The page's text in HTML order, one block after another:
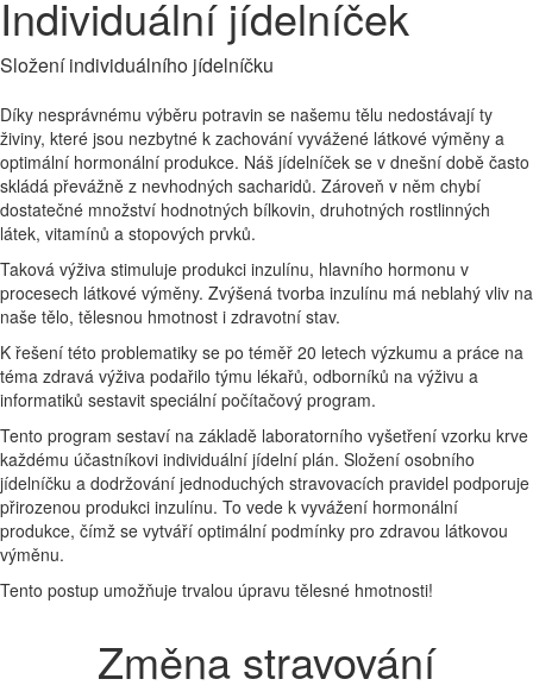
Individuální jídelníček
Složení individuálního jídelníčku
Díky nesprávnému výběru potravin se našemu tělu nedostávají ty
živiny, které jsou nezbytné k zachování vyvážené látkové výměny a
optimální hormonální produkce. Náš jídelníček se v dnešní době často
skládá převážně z nevhodných sacharidů. Zároveň v něm chybí
dostatečné množství hodnotných bílkovin, druhotných rostlinných
látek, vitamínů a stopových prvků.
Taková výživa stimuluje produkci inzulínu, hlavního hormonu v
procesech látkové výměny. Zvýšená tvorba inzulínu má neblahý vliv na
naše tělo, tělesnou hmotnost i zdravotní stav.
K řešení této problematiky se po téměř 20 letech výzkumu a práce na
téma zdravá výživa podařilo týmu lékařů, odborníků na výživu a
informatiků sestavit speciální počítačový program.
Tento program sestaví na základě laboratorního vyšetření vzorku krve
každému účastníkovi individuální jídelní plán. Složení osobního
jídelníčku a dodržování jednoduchých stravovacích pravidel podporuje
přirozenou produkci inzulínu. To vede k vyvážení hormonální
produkce, čímž se vytváří optimální podmínky pro zdravou látkovou
výměnu.
Tento postup umožňuje trvalou úpravu tělesné hmotnosti!
Změna stravování